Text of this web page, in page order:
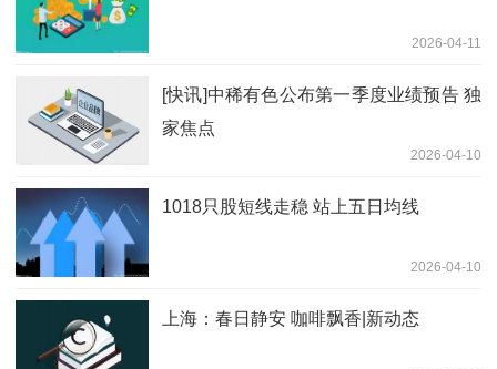
2026-04-11
[快讯]中稀有色公布第一季度业绩预告 独
家焦点
2026-04-10
1018只股短线走稳 站上五日均线
2026-04-10
上海：春日静安 咖啡飘香|新动态